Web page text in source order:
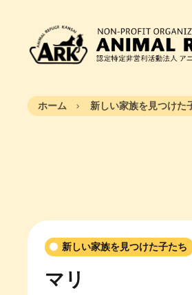
ホーム 新しい家族を見つけた
新しい家族を見つけた子たち
マリ